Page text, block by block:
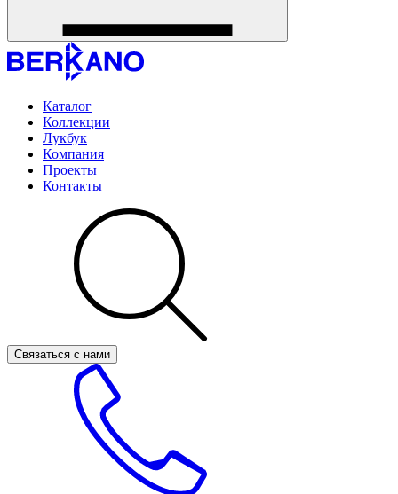
Каталог
Коллекции
Лукбук
Компания
Проекты
Контакты
Связаться с нами